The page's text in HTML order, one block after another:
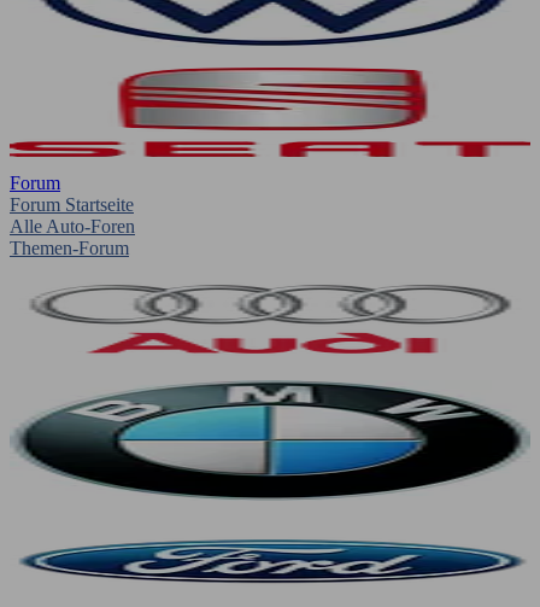
Forum
Forum Startseite
Alle Auto-Foren
Themen-Forum